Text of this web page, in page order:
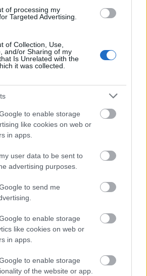
of processing my
Targeted Advertising.
of Collection, Use,
and/or Sharing of my
Is Unrelated with the
it was collected.
to enable storage
like cookies on web or
in apps.
user data to be sent to
advertising purposes.
to send me
to enable storage
like cookies on web or
in apps.
to enable storage
of the website or app.
Black Sabbath tagjai, Ian Gillan és Tony
közös zenekart alapított, első
származó bevételüket pedig egy
tovább
teázott
tovább